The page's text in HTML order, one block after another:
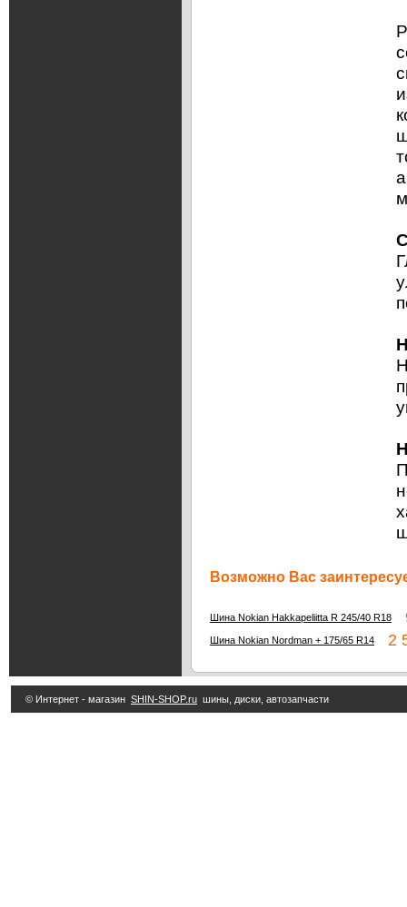
Возможно Вас
Шина Nokian Hakkapeliitta R 245/40 R18
Шина Nokian Nordman + 175/65 R14 2
© Интернет - магазин SHIN-SHOP.ru шины, диски, автозапчасти